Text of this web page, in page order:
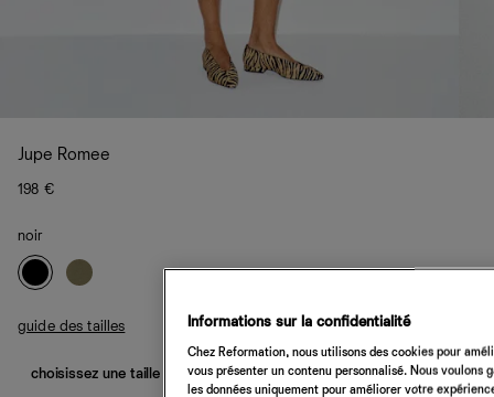
Jupe Romee
198 €
noir
guide des tailles
choisissez une taille
Informations sur la confidentialité
Chez Reformation, nous utilisons des cookies pour
vous présenter un contenu personnalisé. Nous
les données uniquement pour améliorer votre